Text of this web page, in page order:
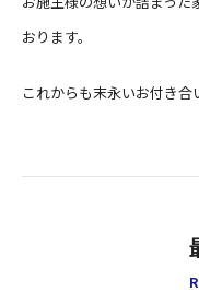
おります。
これからも末永いお付き合